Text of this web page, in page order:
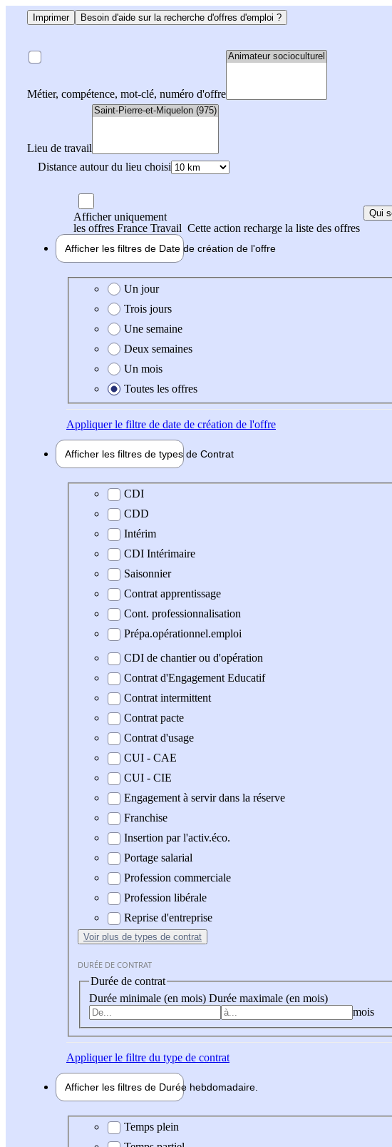
Imprimer Besoin d'aide sur la recherche d'offres d'emploi ?
Métier, compétence, mot-clé, numéro d'offre
Lieu de travail
Distance autour du lieu choisi
Afficher uniquement
les offres France Travail Cette action recharge la liste des offres
Qui
Afficher les filtres de Date de création de l'offre
Date de création de l'offre
Un jour
Trois jours
Une semaine
Deux semaines
Un mois
Toutes les offres
Appliquerle filtre de date de création de l'offre
Afficher les filtres de types de Contrat
Type de contrat
CDI
CDD
Intérim
CDI Intérimaire
Saisonnier
Contrat apprentissage
Cont. professionnalisation
Prépa.opérationnel.emploi
CDI de chantier ou d'opération
Contrat d'Engagement Educatif
Contrat intermittent
Contrat pacte
Contrat d'usage
CUI - CAE
CUI - CIE
Engagement à servir dans la réserve
Franchise
Insertion par l'activ.éco.
Portage salarial
Profession commerciale
Profession libérale
Reprise d'entreprise
Voir plus de types de contrat
DURÉE DE CONTRAT
Durée de contrat
Durée minimale (en mois) Durée maximale (en mois)
mois
Appliquerle filtre du type de contrat
Afficher les filtres de Durée hebdomadaire
Durée hebdomadaire
Temps plein